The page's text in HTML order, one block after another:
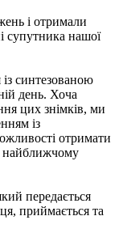
і отримали
супутника нашої
синтезованою
день. Хоча
цих знімків, ми
із
отримати
найближчому
передається
приймається та